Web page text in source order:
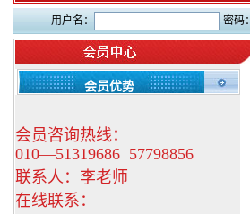
用户名： 密码：
会员优势
会员咨询热线：
010—51319686 57798856
联系人：李老师
在线联系：